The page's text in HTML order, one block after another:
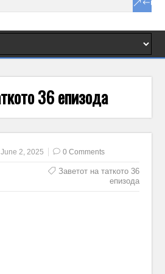
36 епизода
June 2, 2025 0 Comments
Заветот на таткото 36
епизода